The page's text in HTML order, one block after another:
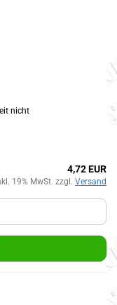
nicht
4,72 EUR
19% MwSt. zzgl. Versand